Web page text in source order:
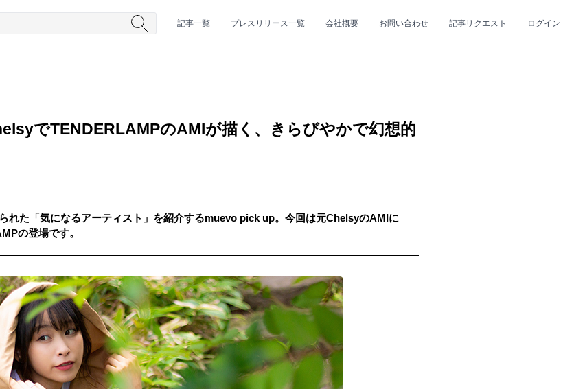
記事一覧 プレスリリース一覧 会社概要 お問い合わせ 記事リクエスト ログイン
HM #女性シンガー #ヒップホップ #男性シンガーグループ #R&B/ソウル
でTENDERLAMPのAMIが描く、きらびやかで幻想的
れた「気になるアーティスト」を紹介するmuevo pick up。今回は元ChelsyのAMIに
の登場です。